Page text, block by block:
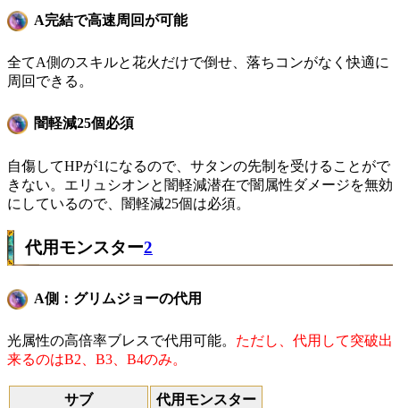
A完結で高速周回が可能
全てA側のスキルと花火だけで倒せ、落ちコンがなく快適に
周回できる。
闇軽減25個必須
自傷してHPが1になるので、サタンの先制を受けることがで
きない。エリュシオンと闇軽減潜在で闇属性ダメージを無効
にしているので、闇軽減25個は必須。
代用モンスター2
A側：グリムジョーの代用
光属性の高倍率ブレスで代用可能。 ただし、代用して突破出
来るのはB2、B3、B4のみ。
サブ 代用モンスター